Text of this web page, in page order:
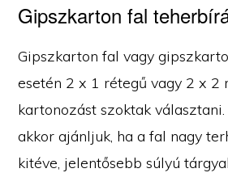
Gipszkarton fal
Gipszkarton fal vagy
esetén 2 x 1 rétegű vagy 2 x 2
kartonozást szoktak
akkor ajánljuk, ha a fal nagy
kitéve, jelentősebb súlyú